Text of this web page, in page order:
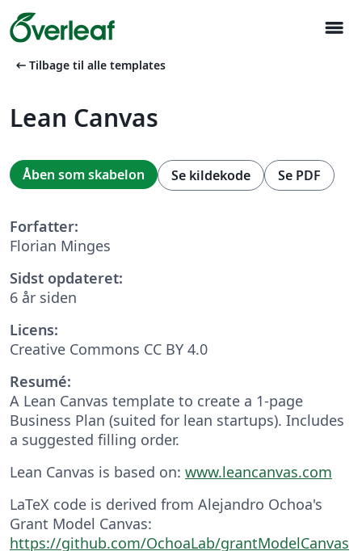
menu
arrow_left_alt Tilbage til alle templates
Lean Canvas
Åben som skabelon Se kildekode Se PDF
Forfatter:
Florian Minges
Sidst opdateret:
6 år siden
Licens:
Creative Commons CC BY 4.0
Resumé:
A Lean Canvas template to create a 1-page
Business Plan (suited for lean startups). Includes
a suggested filling order.
Lean Canvas is based on: www.leancanvas.com
LaTeX code is derived from Alejandro Ochoa's
Grant Model Canvas:
https://github.com/OchoaLab/grantModelCanvas